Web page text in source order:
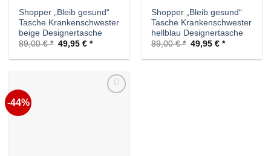
Shopper „Bleib gesund“
Tasche Krankenschwester
beige Designertasche
89,00€
Ursprünglicher
war:
49,95€ Aktueller
ist:
Shopper „Bleib gesund“
Tasche Krankenschwester
hellblau Designertasche
89,00€
Ursprünglicher
war:
49,95€ Aktueller
ist:
-44%